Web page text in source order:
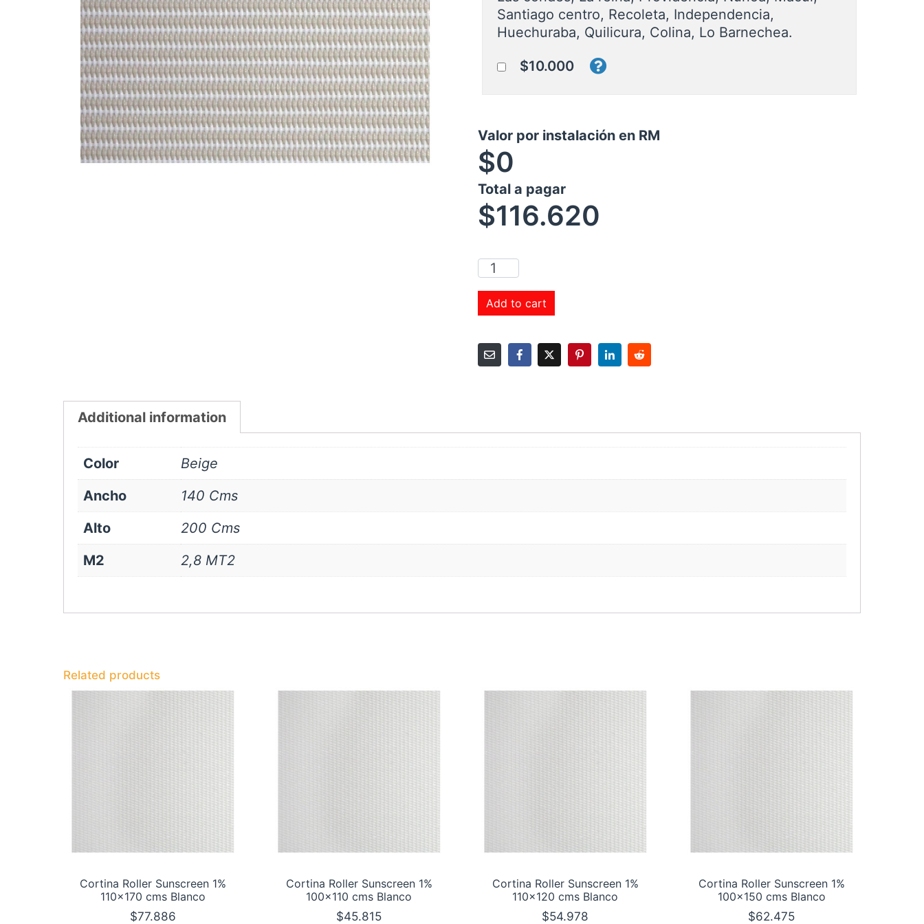
Santiago centro, Recoleta, Independencia,
Huechuraba, Quilicura, Colina, Lo Barnechea.
$10.000
Valor por instalación en RM
$0
Total a pagar
$116.620
Add to cart
Additional information
Color
Beige
Ancho
140 Cms
Alto
200 Cms
M2
2,8 MT2
Related products
Cortina Roller Sunscreen 1%
110×170 cms Blanco
$77.886
Cortina Roller Sunscreen 1%
100×110 cms Blanco
$45.815
Cortina Roller Sunscreen 1%
110×120 cms Blanco
$54.978
Cortina Roller Sunscreen 1%
100×150 cms Blanco
$62.475